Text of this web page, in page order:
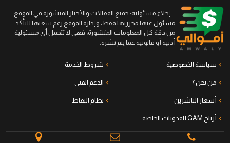
...إخلاء مسئولية: جميع المقالات والأخبار المنشورة في الموقع
مسئول عنها محرريها فقط، وإدارة الموقع رغم سعيها للتأكد
من دقة كل المعلومات المنشورة، فهي لا تتحمل أي مسئولية
أدبية أو قانونية عما يتم نشره.
سياسة الخصوصية شروط الخدمة
من نحن ؟ الدعم الفني
أسعار الناشرين نظام النقاط
أرباح GAM للمدونات الخاصة